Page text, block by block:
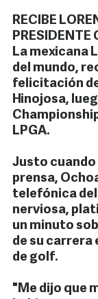
RECIBE
PRESIDENTE
La mexicana
del mundo,
felicitación
Hinojosa,
LPGA.
Justo
prensa,
telefónica
nerviosa,
un minuto
de su carrera
de golf.
"Me dijo que